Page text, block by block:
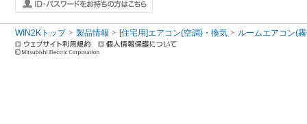
WIN2Kトップ 製品情報 [住宅用]エアコン(空調)・換気 ルームエアコン(